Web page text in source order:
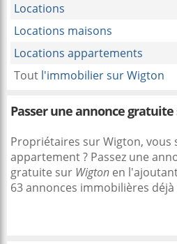
Locations
Locations maisons
Locations appartements
Tout l'immobilier sur Wigton
Passer une annonce
Propriétaires sur Wigton, vous
appartement ? Passez une
gratuite sur Wigton en
63 annonces immobilières déjà